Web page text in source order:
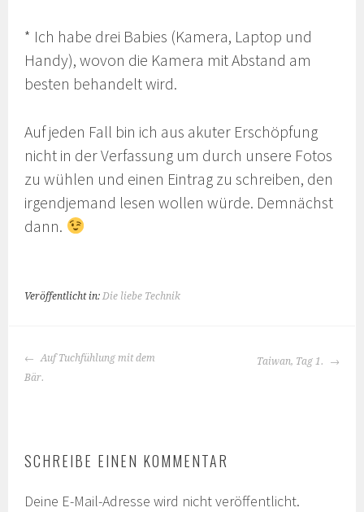
* Ich habe drei Babies (Kamera, Laptop und
Handy), wovon die Kamera mit Abstand am
besten behandelt wird.
Auf jeden Fall bin ich aus akuter Erschöpfung
nicht in der Verfassung um durch unsere Fotos
zu wühlen und einen Eintrag zu schreiben, den
irgendjemand lesen wollen würde. Demnächst
dann.
Veröffentlicht in:Die liebe Technik
BEITRAGS-
NAVIGATION
Auf Tuchfühlung mit dem
Bär.
Taiwan, Tag 1.
SCHREIBE EINEN KOMMENTAR
Deine E-Mail-Adresse wird nicht veröffentlicht.